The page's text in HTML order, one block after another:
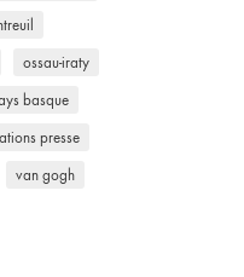
ossau-iraty
basque
presse
van gogh